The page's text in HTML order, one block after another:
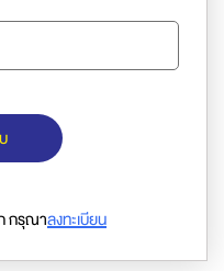
กรุณาลงทะเบียน